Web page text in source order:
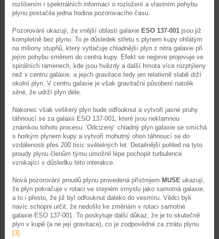
rozlišením i spektrálních informací o rozložení a vlastním pohybu
plynu postačila jedna hodina pozorovacího času.
Pozorování ukazují, že vnější oblasti galaxie ESO 137-001 jsou již
kompletně bez plynu. To je důsledek střetu s plynem kupy ohřátým
na miliony stupňů, který vytlačuje chladnější plyn z nitra galaxie při
jejím pohybu směrem do centra kupy. Efekt se nejprve projevuje ve
spirálních ramenech, kde jsou hvězdy a další hmota více rozptýleny
než v centru galaxie, a jejich gravitace tedy jen relativně slabě drží
okolní plyn. V centru galaxie je však gravitační působení natolik
silné, že udrží plyn déle.
Nakonec však veškerý plyn bude odfouknut a vytvoří jasné pruhy
táhnoucí se za galaxií ESO 137-001, které jsou neklamnou
známkou tohoto procesu. 'Odcizený‘ chladný plyn galaxie se smíchá
s horkým plynem kupy a vytvoří mohutný ohon táhnoucí se do
vzdálenosti přes 200 tisíc světelných let. Detailnější pohled na tyto
proudy plynu členům týmu umožnil lépe pochopit turbulence
vznikající v důsledku této interakce.
Nová pozorování proudů plynu provedená přístrojem MUSE ukazují,
že plyn pokračuje v rotaci ve stejném smyslu jako samotná galaxie,
a to i přesto, že již byl odfouknut daleko do vesmíru. Vědci byli
navíc schopni určit, že nedošlo ke změnám v rotaci samotné
galaxie ESO 137-001. To poskytuje další důkaz, že je to skutečně
plyn v kupě (a ne její gravitace), co je zodpovědné za ztrátu plynu
[3] .